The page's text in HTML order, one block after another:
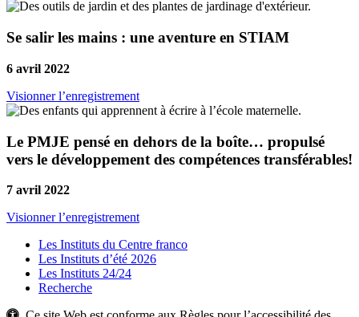
Se salir les mains : une aventure en STIAM
6 avril 2022
Visionner l’enregistrement
Le PMJE pensé en dehors de la boîte… propulsé
vers le développement des compétences transférables!
7 avril 2022
Visionner l’enregistrement
Les Instituts du Centre franco
Les Instituts d’été 2026
Les Instituts 24/24
Recherche